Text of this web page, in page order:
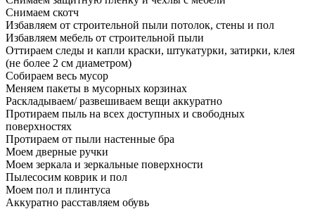
Снимаем скотч
Избавляем от строительной пыли потолок, стены и пол
Избавляем мебель от строительной пыли
Оттираем следы и капли краски, штукатурки, затирки, клея
(не более 2 см диаметром)
Собираем весь мусор
Меняем пакеты в мусорных корзинах
Раскладываем/ развешиваем вещи аккуратно
Протираем пыль на всех доступных и свободных
поверхностях
Протираем от пыли настенные бра
Моем дверные ручки
Моем зеркала и зеркальные поверхности
Пылесосим коврик и пол
Моем пол и плинтуса
Аккуратно расставляем обувь